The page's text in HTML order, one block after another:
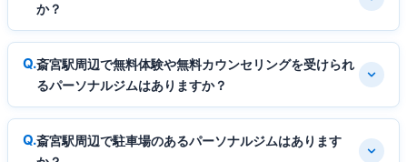
か？
斎宮駅周辺で無料体験や無料カウンセリングを受けられ
るパーソナルジムはありますか？
斎宮駅周辺で駐車場のあるパーソナルジムはあります